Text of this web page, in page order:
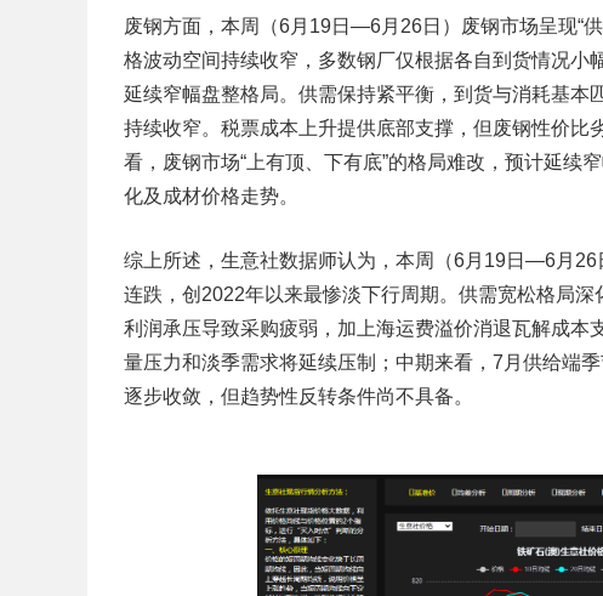
废钢方面，本周（6月19日—6月26日）废钢市场呈现“
格波动空间持续收窄，多数钢厂仅根据各自到货情况
延续窄幅盘整格局。供需保持紧平衡，到货与消耗基本
持续收窄。税票成本上升提供底部支撑，但废钢性价比
看，废钢市场“上有顶、下有底”的格局难改，预计延续
化及成材价格走势。
综上所述，生意社数据师认为，本周（6月19日—6月
连跌，创2022年以来最惨淡下行周期。供需宽松格局
利润承压导致采购疲弱，加上海运费溢价消退瓦解成本
量压力和淡季需求将延续压制；中期来看，7月供给端
逐步收敛，但趋势性反转条件尚不具备。